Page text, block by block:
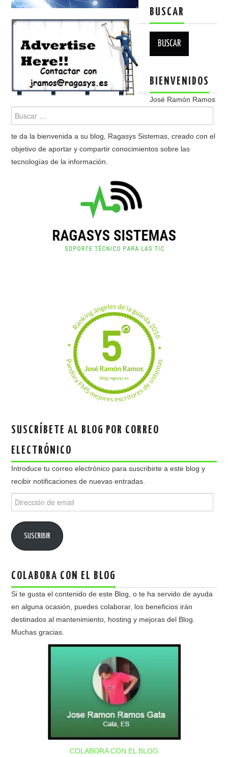
BUSCAR
BIENVENIDOS
José Ramón Ramos
te da la bienvenida a su blog, Ragasys Sistemas, creado con el
objetivo de aportar y compartir conocimientos sobre las
tecnologías de la información.
SUSCRÍBETE AL BLOG POR CORREO
ELECTRÓNICO
Introduce tu correo electrónico para suscribirte a este blog y
recibir notificaciones de nuevas entradas.
de
SUSCRIBIR
COLABORA CON EL BLOG
Si te gusta el contenido de este Blog, o te ha servido de ayuda
en alguna ocasión, puedes colaborar, los beneficios irán
destinados al mantenimiento, hosting y mejoras del Blog.
Muchas gracias.
COLABORA CON EL BLOG